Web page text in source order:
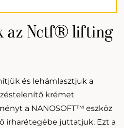
az Nctf® lifting
és lehámlasztjuk a
krémet
a NANOSOFT™ eszköz
irharétegébe juttatjuk. Ezt a